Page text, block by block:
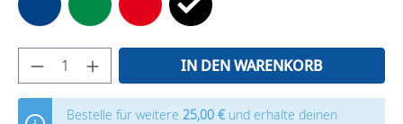
IN DEN WARENKORB
Bestelle für weitere 25,00 €und erhalte deinen